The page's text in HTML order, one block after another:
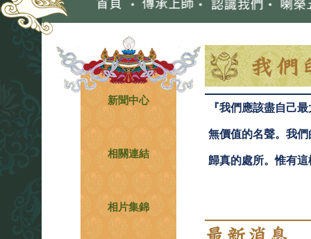
新聞中心
相關連結
相片集錦
『我們應該盡自己
無價值的名聲。我
歸真的處所。惟有